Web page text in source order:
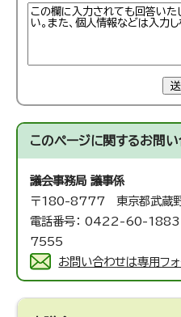
このページに関するお問
議会事務局 議事係
〒180-8777 東京都武蔵
電話番号： 0422-60-
7555
お問い合わせは専用フ